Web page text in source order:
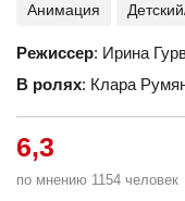
Анимация
Режиссер: Ирина
В ролях: Клара
6,3
по мнению 1154 человек